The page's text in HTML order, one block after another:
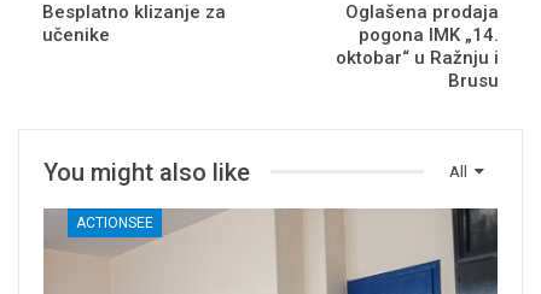
Besplatno klizanje za
učenike
Oglašena prodaja
pogona IMK „14.
oktobar“ u Ražnju i
Brusu
All
You might also like
ACTIONSEE